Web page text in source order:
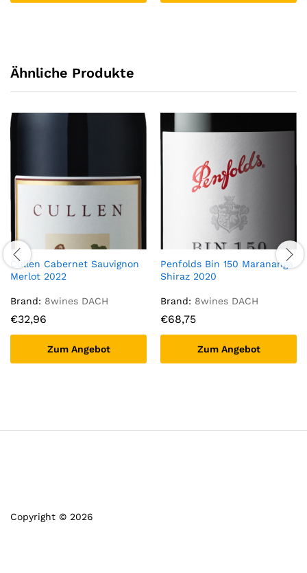
Ähnliche Produkte
Cullen Cabernet Sauvignon
Merlot 2022
Brand: 8wines DACH
€32,96
Zum Angebot
Penfolds Bin 150 Marananga
Shiraz 2020
Brand: 8wines DACH
€68,75
Zum Angebot
Copyright © 2026